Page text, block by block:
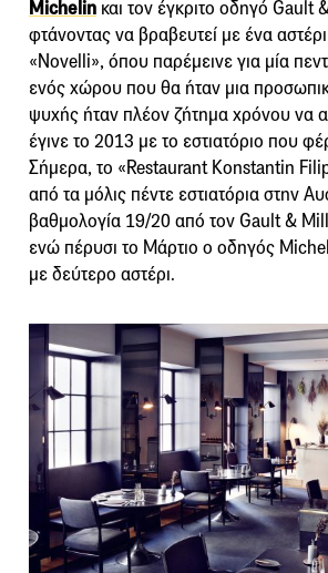
Michelin και τον έγκριτο οδηγό Gault
φτάνοντας να βραβευτεί με ένα αστέρι
«Novelli», όπου παρέμεινε για μία
ενός χώρου που θα ήταν μια
ψυχής ήταν πλέον ζήτημα χρόνου να
έγινε το 2013 με το εστιατόριο που
Σήμερα, το «Restaurant Konstantin
από τα μόλις πέντε εστιατόρια στην
βαθμολογία 19/20 από τον Gault &
ενώ πέρυσι το Μάρτιο ο οδηγός
με δεύτερο αστέρι.